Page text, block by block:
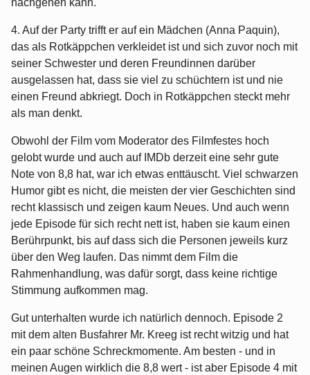
nachgehen kann.
4. Auf der Party trifft er auf ein Mädchen (Anna Paquin),
das als Rotkäppchen verkleidet ist und sich zuvor noch mit
seiner Schwester und deren Freundinnen darüber
ausgelassen hat, dass sie viel zu schüchtern ist und nie
einen Freund abkriegt. Doch in Rotkäppchen steckt mehr
als man denkt.
Obwohl der Film vom Moderator des Filmfestes hoch
gelobt wurde und auch auf IMDb derzeit eine sehr gute
Note von 8,8 hat, war ich etwas enttäuscht. Viel schwarzen
Humor gibt es nicht, die meisten der vier Geschichten sind
recht klassisch und zeigen kaum Neues. Und auch wenn
jede Episode für sich recht nett ist, haben sie kaum einen
Berührpunkt, bis auf dass sich die Personen jeweils kurz
über den Weg laufen. Das nimmt dem Film die
Rahmenhandlung, was dafür sorgt, dass keine richtige
Stimmung aufkommen mag.
Gut unterhalten wurde ich natürlich dennoch. Episode 2
mit dem alten Busfahrer Mr. Kreeg ist recht witzig und hat
ein paar schöne Schreckmomente. Am besten - und in
meinen Augen wirklich die 8,8 wert - ist aber Episode 4 mit